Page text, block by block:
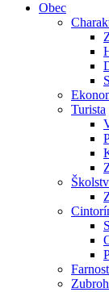
Obec
Turista